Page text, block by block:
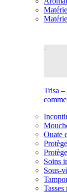
Trisa –
Ouate
Soins
Sous-